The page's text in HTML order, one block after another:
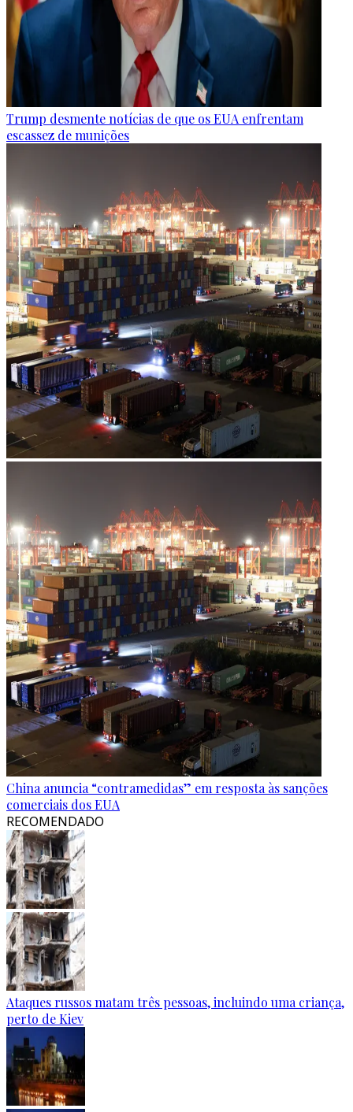
Trump desmente notícias de que os EUA enfrentam
escassez de munições
China anuncia “contramedidas” em resposta às sanções
comerciais dos EUA
RECOMENDADO
Ataques russos matam três pessoas, incluindo uma criança,
perto de Kiev